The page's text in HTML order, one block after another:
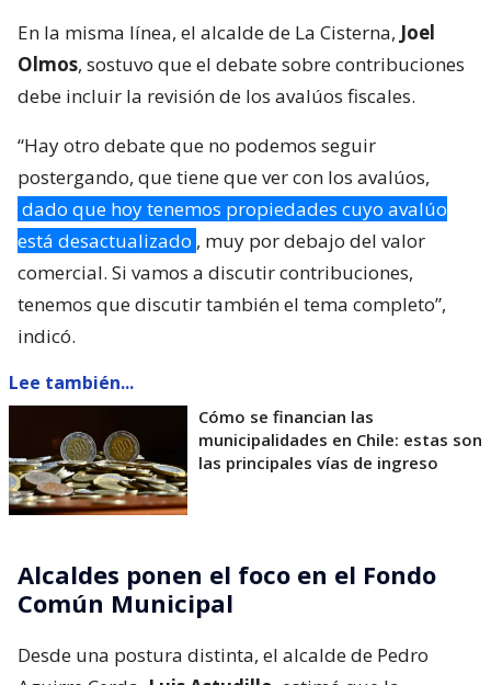
En la misma línea, el alcalde de La Cisterna, Joel
Olmos, sostuvo que el debate sobre contribuciones
debe incluir la revisión de los avalúos fiscales.
“Hay otro debate que no podemos seguir
postergando, que tiene que ver con los avalúos,
dado que hoy tenemos propiedades cuyo avalúo
está desactualizado , muy por debajo del valor
comercial. Si vamos a discutir contribuciones,
tenemos que discutir también el tema completo”,
indicó.
Lee también...
Cómo se financian las
municipalidades en Chile: estas son
las principales vías de ingreso
Alcaldes ponen el foco en el Fondo
Común Municipal
Desde una postura distinta, el alcalde de Pedro